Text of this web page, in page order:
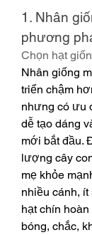
1. Nhân
phương
Chọn hạt
Nhân giống
triển chậm
nhưng có ưu
dễ tạo dáng
mới bắt đầu.
lượng cây
mẹ khỏe
nhiều cánh, ít
hạt chín
bóng, chắc,